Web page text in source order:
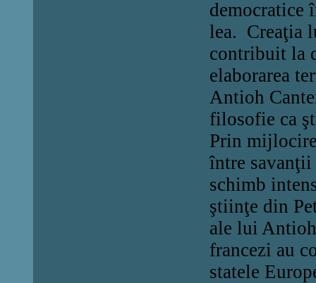
democratice
lea. Creaţia
contribuit la
elaborarea
Antioh
filosofie ca
Prin
între savanţii
schimb
ştiinţe din
ale lui Antioh
francezi au
statele